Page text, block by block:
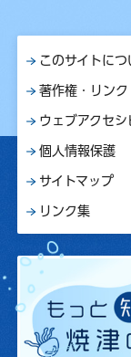
このサイトにつ
著作権・リンク
ウェブアクセシ
個人情報保護
サイトマップ
リンク集